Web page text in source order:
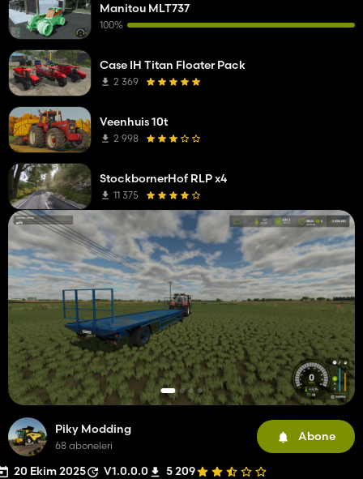
Piky Modding
68 aboneleri
Abone
20 Ekim 2025 V1.0.0.0 5 209
Manitou MLT737
100%
Case IH Titan Floater Pack
2 369
Veenhuis 10t
2 998
StockbornerHof RLP x4
11 375